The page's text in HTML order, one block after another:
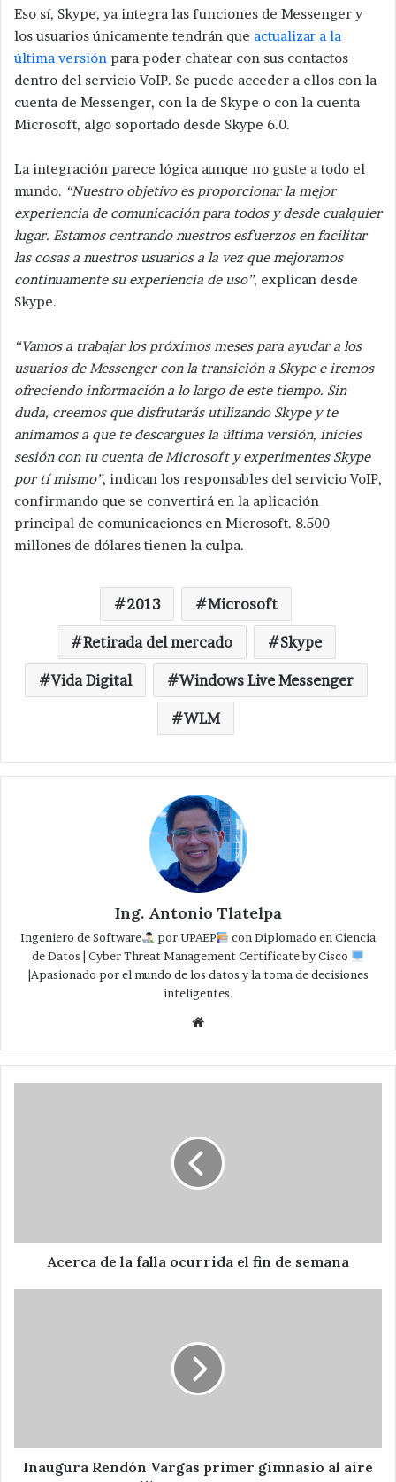
Eso sí, Skype, ya integra las funciones de Messenger y
los usuarios únicamente tendrán que actualizar a la
última versión para poder chatear con sus contactos
dentro del servicio VoIP. Se puede acceder a ellos con la
cuenta de Messenger, con la de Skype o con la cuenta
Microsoft, algo soportado desde Skype 6.0.
La integración parece lógica aunque no guste a todo el
mundo. “Nuestro objetivo es proporcionar la mejor
experiencia de comunicación para todos y desde cualquier
lugar. Estamos centrando nuestros esfuerzos en facilitar
las cosas a nuestros usuarios a la vez que mejoramos
continuamente su experiencia de uso”, explican desde
Skype.
“Vamos a trabajar los próximos meses para ayudar a los
usuarios de Messenger con la transición a Skype e iremos
ofreciendo información a lo largo de este tiempo. Sin
duda, creemos que disfrutarás utilizando Skype y te
animamos a que te descargues la última versión, inicies
sesión con tu cuenta de Microsoft y experimentes Skype
por tí mismo”, indican los responsables del servicio VoIP,
confirmando que se convertirá en la aplicación
principal de comunicaciones en Microsoft. 8.500
millones de dólares tienen la culpa.
2013 Microsoft
Retirada del mercado Skype
Vida Digital Windows Live Messenger
WLM
Ing. Antonio Tlatelpa
Ingeniero de Software por UPAEP
con Diplomado en Ciencia
de Datos | Cyber Threat Management Certificate by Cisco
|Apasionado por el mundo de los datos y la toma de decisiones
inteligentes.
semana
Acerca de la falla ocurrida el fin de semana
en
Tepeaca
Inaugura Rendón Vargas primer gimnasio al aire